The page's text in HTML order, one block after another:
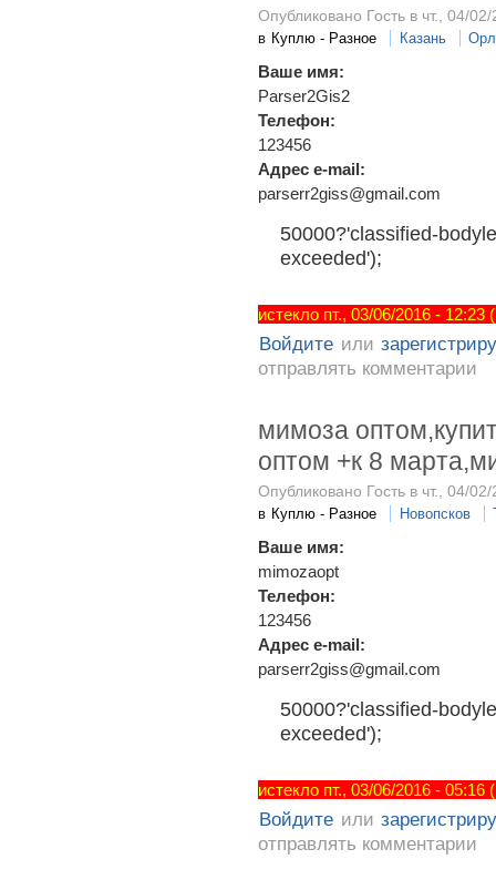
Опубликовано Гость в чт., 04/
в Куплю - Разное Казань
Ваше имя:
Parser2Gis2
Телефон:
123456
Адрес e-mail:
parserr2giss@gmail.com
50000?'classified-
exceeded');
истекло пт., 03/06/2016 -
Войдите или
отправлять комментарии
мимоза
оптом +к 8
Опубликовано Гость в чт., 04/
в Куплю - Разное Новопсков
Ваше имя:
mimozaopt
Телефон:
123456
Адрес e-mail:
parserr2giss@gmail.com
50000?'classified-
exceeded');
истекло пт., 03/06/2016 -
Войдите или
отправлять комментарии